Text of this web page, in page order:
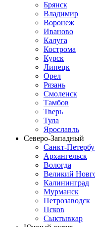
Брянск
Владимир
Воронеж
Иваново
Калуга
Кострома
Курск
Липецк
Орел
Рязань
Смоленск
Тамбов
Тверь
Тула
Ярославль
Северо-Западный
Санкт-
Архангельск
Вологда
Великий
Калининград
Мурманск
Петрозаводск
Псков
Сыктывкар